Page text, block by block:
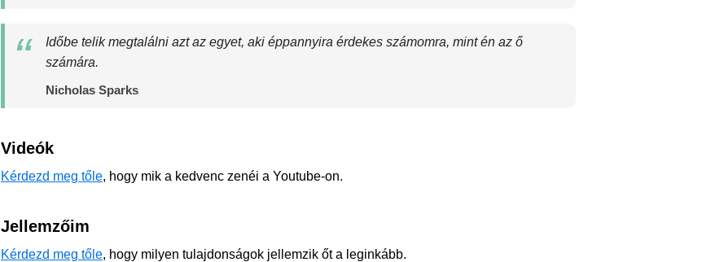
Időbe telik megtalálni azt az egyet, aki éppannyira érdekes számomra, mint én az ő
számára.
Nicholas Sparks
Videók
Kérdezd meg tőle, hogy mik a kedvenc zenéi a Youtube-on.
Jellemzőim
Kérdezd meg tőle, hogy milyen tulajdonságok jellemzik őt a leginkább.